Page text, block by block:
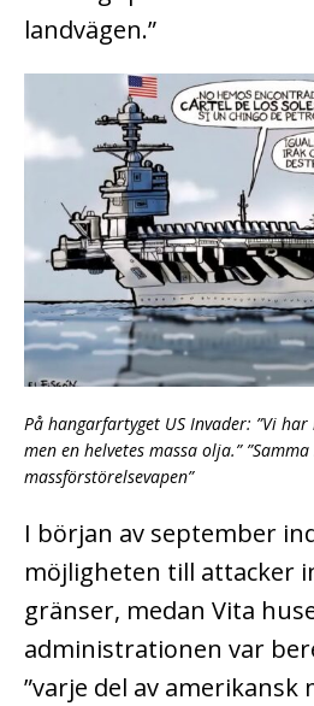
landvägen.”
På hangarfartyget US Invader: ”Vi
men en helvetes massa olja.”
massförstörelsevapen”
I början av september
möjligheten till attacker
gränser, medan Vita
administrationen var
”varje del av amerikansk